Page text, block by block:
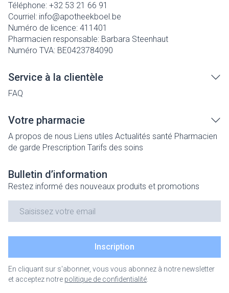
Téléphone: +32 53 21 66 91
Courriel: info@apotheekboel.be
Numéro de licence: 411401
Pharmacien responsable: Barbara Steenhaut
Numéro TVA: BE0423784090
Service à la clientèle
FAQ
Votre pharmacie
A propos de nous Liens utiles Actualités santé Pharmacien
de garde Prescription Tarifs des soins
Bulletin d’information
Restez informé des nouveaux produits et promotions
Inscription
En cliquant sur s'abonner, vous vous abonnez à notre newsletter
et acceptez notre politique de confidentialité